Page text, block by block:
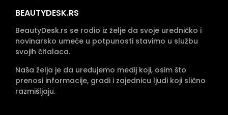
BEAUTYDESK.RS
BeautyDesk.rs se rodio iz želje da svoje uredničko i
novinarsko umeće u potpunosti stavimo u službu
svojih čitalaca.
Naša želja je da uređujemo medij koji, osim što
prenosi informacije, gradi i zajednicu ljudi koji slično
razmišljaju.